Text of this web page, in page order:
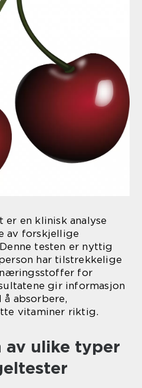
er en klinisk analyse
av forskjellige
testen er nyttig
har tilstrekkelige
næringsstoffer for
gir informasjon
absorbere,
vitaminer riktig.
av ulike typer